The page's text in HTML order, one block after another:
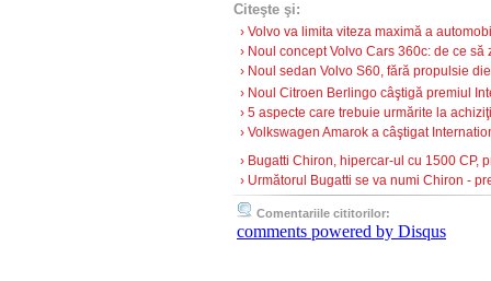
Citeşte şi:
› Volvo va limita viteza maximă a
› Noul concept Volvo Cars 360c: de ce
› Noul sedan Volvo S60, fără propulsie
› Noul Citroen Berlingo câştigă premiul
› 5 aspecte care trebuie urmărite la
› Volkswagen Amarok a câştigat
› Bugatti Chiron, hipercar-ul cu 1500 CP,
› Următorul Bugatti se va numi Chiron -
Comentariile cititorilor:
comments powered by Disqus